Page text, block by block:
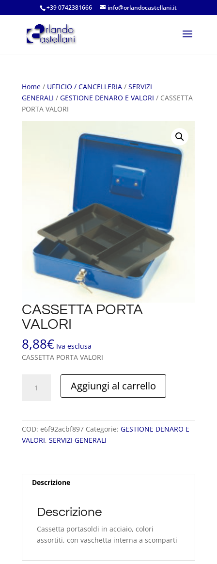
+39 0742381666 info@orlandocastellani.it
Home/ UFFICIO / CANCELLERIA/ SERVIZI
GENERALI / GESTIONE DENARO E VALORI / CASSETTA
PORTA VALORI
CASSETTA PORTA
VALORI
8,88€ Iva esclusa
CASSETTA PORTA VALORI
PORTA
Aggiungi al carrello
COD: e6f92acbf897 Categorie: GESTIONE DENARO E
VALORI, SERVIZI GENERALI
Descrizione
Descrizione
Cassetta portasoldi in acciaio, colori
assortiti, con vaschetta interna a scomparti